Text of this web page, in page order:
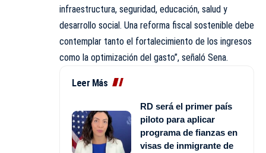
infraestructura, seguridad, educación, salud y
desarrollo social. Una reforma fiscal sostenible debe
contemplar tanto el fortalecimiento de los ingresos
como la optimización del gasto”, señaló Sena.
Leer Más
RD será el primer país
piloto para aplicar
programa de fianzas en
visas de inmigrante de